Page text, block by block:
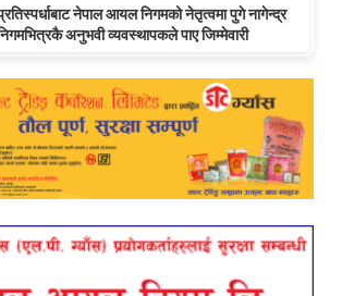
नेपाल आयल निगमको नेतृत्वमा पुगे नागेन्द्र
अनुभवी व्यवस्थापकले पाए जिम्मेवारी